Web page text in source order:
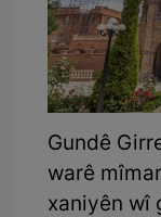
Gundê
warê
xaniyên wî